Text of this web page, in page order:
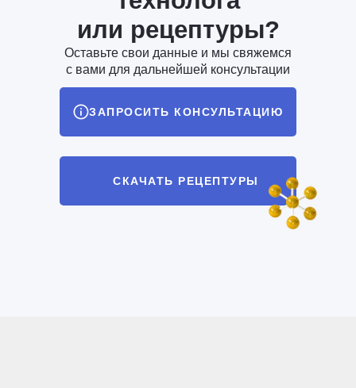
СКАЧАТЬ РЕЦЕПТУРЫ
ЗАПРОСИТЬ КОНСУЛЬТАЦИЮ
или рецептуры?
Оставьте свои данные и мы свяжемся
с вами для дальнейшей консультации